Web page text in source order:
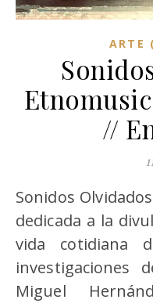
ARTE
//
Sonidos Olvidados es una plataforma web
dedicada a la
vida cotidiana
investigaciones
Miguel